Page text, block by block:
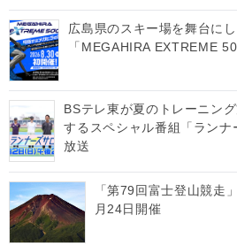
広島県のスキー場を舞台に
「MEGAHIRA EXTREME
BSテレ東が夏のトレーニン
するスペシャル番組「ラン
放送
「第79回富士登山競走
月24日開催